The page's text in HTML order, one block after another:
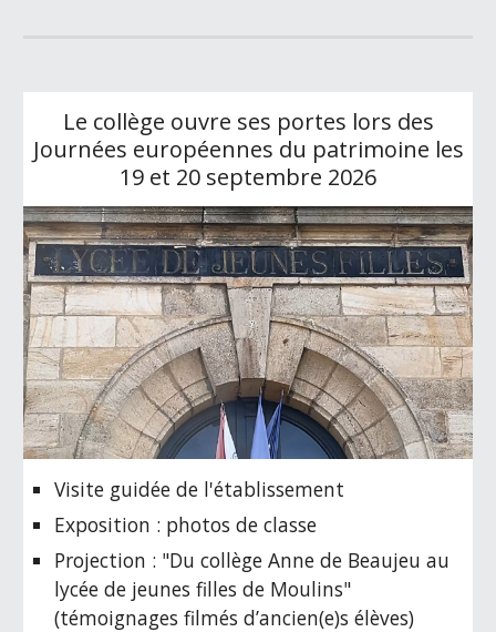
Le collège ouvre ses portes lors des
Journées européennes du patrimoine les
19 et 20 septembre 2026
Visite guidée de l'établissement
Exposition : photos de classe
Projection : "Du collège Anne de Beaujeu au
lycée de jeunes filles de Moulins"
(témoignages filmés d’ancien(e)s élèves)